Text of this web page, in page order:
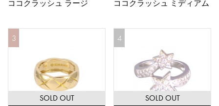
ココクラッシュ ラージ
ココクラッシュ ミディアム
3
SOLD OUT
4
SOLD OUT